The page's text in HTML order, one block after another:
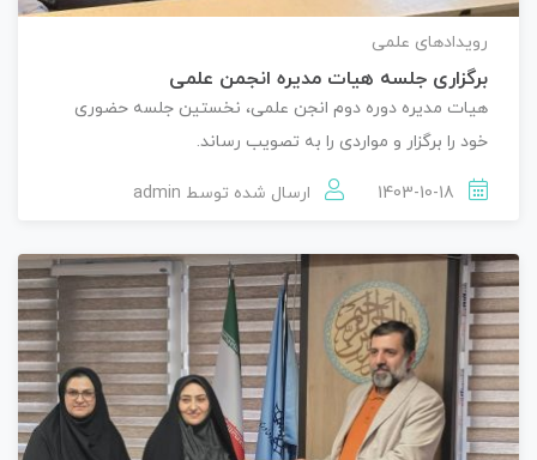
رویدادهای علمی
برگزاری جلسه هیات مدیره انجمن علمی
هیات مدیره دوره دوم انجن علمی، نخستین جلسه حضوری
خود را برگزار و مواردی را به تصویب رساند.
ارسال شده توسط admin